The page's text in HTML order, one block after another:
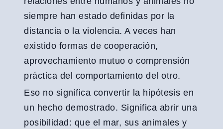
siempre han estado definidas por la
distancia o la violencia. A veces han
existido formas de cooperación,
aprovechamiento mutuo o comprensión
práctica del comportamiento del otro.
Eso no significa convertir la hipótesis en
un hecho demostrado. Significa abrir una
posibilidad: que el mar, sus animales y